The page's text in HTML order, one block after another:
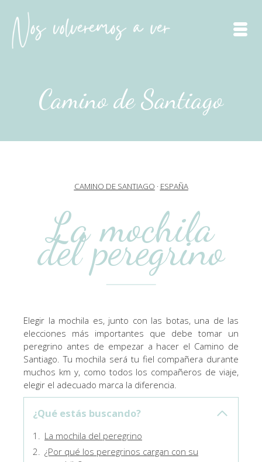
Camino de Santiago
CAMINO DE SANTIAGO · ESPAÑA
La mochila
del peregrino
Elegir la mochila es, junto con las botas, una de las
elecciones más importantes que debe tomar un
peregrino antes de empezar a hacer el Camino de
Santiago. Tu mochila será tu fiel compañera durante
muchos km y, como todos los compañeros de viaje,
elegir el adecuado marca la diferencia.
¿Qué estás buscando?
La mochila del peregrino
¿Por qué los peregrinos cargan con su